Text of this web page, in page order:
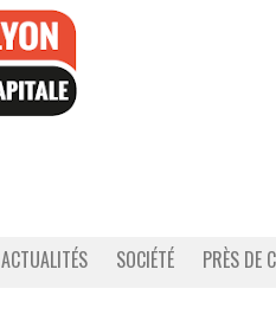
ACTUALITÉS SOCIÉTÉ PRÈS DE